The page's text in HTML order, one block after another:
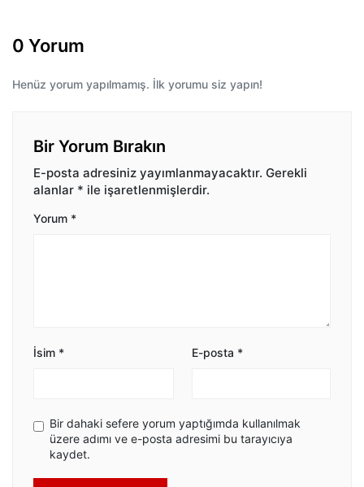
0 Yorum
Henüz yorum yapılmamış. İlk yorumu siz yapın!
Bir Yorum Bırakın
E-posta adresiniz yayımlanmayacaktır. Gerekli
alanlar * ile işaretlenmişlerdir.
Yorum *
İsim * E-posta *
Bir dahaki sefere yorum yaptığımda kullanılmak
üzere adımı ve e-posta adresimi bu tarayıcıya
kaydet.